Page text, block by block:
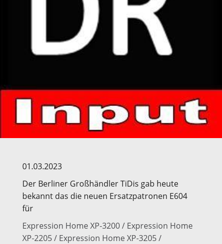
01.03.2023
Der Berliner Großhändler TiDis gab heute
bekannt das die neuen Ersatzpatronen E604
für
Expression Home XP-3200 / Expression Home
XP-2205 / Expression Home XP-3205 /